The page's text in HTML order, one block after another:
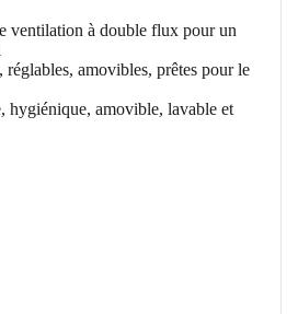
ventilation à double flux pour un
réglables, amovibles, prêtes pour le
hygiénique, amovible, lavable et